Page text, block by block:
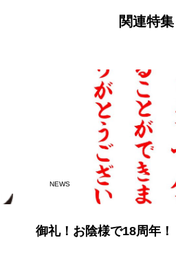
関連特集
NEWS
御礼！お陰様で18周年！